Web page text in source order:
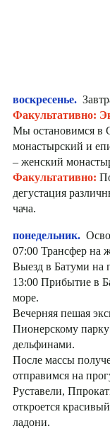
воскресенье.
Факультативно:
Мы остановимся в
монастырский и
– женский
Факультативно:
дегустация
чача.
понедельник.
07:00 Трансфер на
Выезд в Батуми на
13:00 Прибытие в
море.
Вечерняя пешая
Пионерскому
дельфинами.
После массы
отправимся на
Руставели,
откроется
ладони.